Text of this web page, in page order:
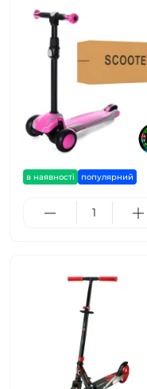
в наявності популярний